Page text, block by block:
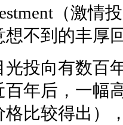
（激情
不到的丰厚
投向有数百
年后，一幅
比较得出）